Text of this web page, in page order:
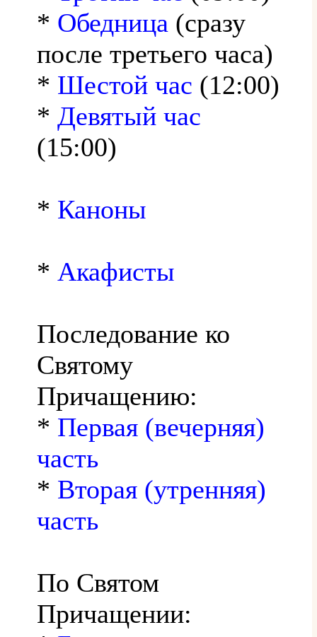
* Обедница (сразу
после третьего часа)
* Шестой час (12:00)
* Девятый час
(15:00)
* Каноны
* Акафисты
Последование ко
Святому
Причащению:
* Первая (вечерняя)
часть
* Вторая (утренняя)
часть
По Святом
Причащении: